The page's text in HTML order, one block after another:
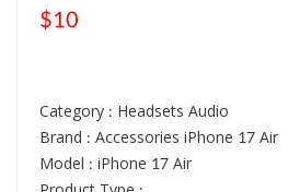
$10
Category : Headsets Audio
Brand : Accessories iPhone 17 Air
Model : iPhone 17 Air